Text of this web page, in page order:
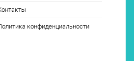
конфиденциальности